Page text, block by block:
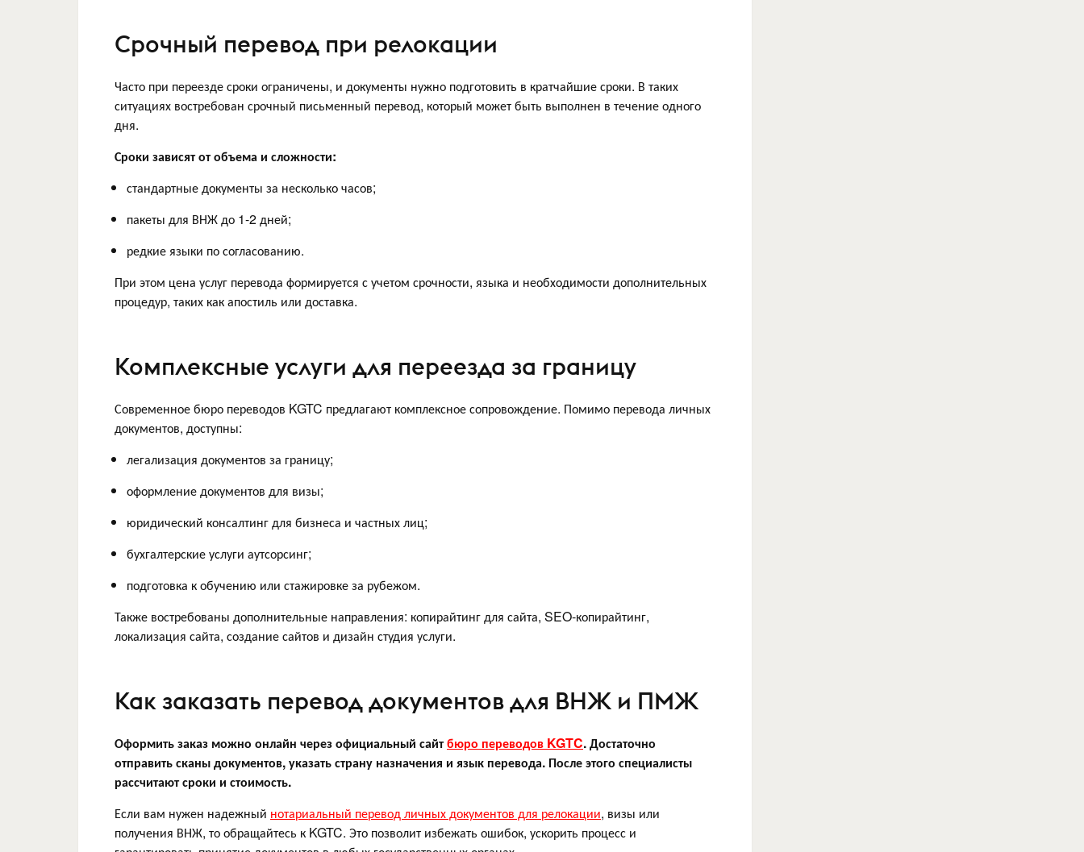
Срочный перевод при релокации
Часто при переезде сроки ограничены, и документы нужно подготовить в кратчайшие сроки. В таких
ситуациях востребован срочный письменный перевод, который может быть выполнен в течение одного
дня.
Сроки зависят от объема и сложности:
стандартные документы за несколько часов;
пакеты для ВНЖ до 1-2 дней;
редкие языки по согласованию.
При этом цена услуг перевода формируется с учетом срочности, языка и необходимости дополнительных
процедур, таких как апостиль или доставка.
Комплексные услуги для переезда за границу
Современное бюро переводов KGTC предлагают комплексное сопровождение. Помимо перевода личных
документов, доступны:
легализация документов за границу;
оформление документов для визы;
юридический консалтинг для бизнеса и частных лиц;
бухгалтерские услуги аутсорсинг;
подготовка к обучению или стажировке за рубежом.
Также востребованы дополнительные направления: копирайтинг для сайта, SEO-копирайтинг,
локализация сайта, создание сайтов и дизайн студия услуги.
Как заказать перевод документов для ВНЖ и ПМЖ
Оформить заказ можно онлайн через официальный сайтбюро переводов KGTC. Достаточно
отправить сканы документов, указать страну назначения и язык перевода. После этого специалисты
рассчитают сроки и стоимость.
Если вам нужен надежный нотариальный перевод личных документов для релокации, визы или
получения ВНЖ, то обращайтесь к KGTC. Это позволит избежать ошибок, ускорить процесс и